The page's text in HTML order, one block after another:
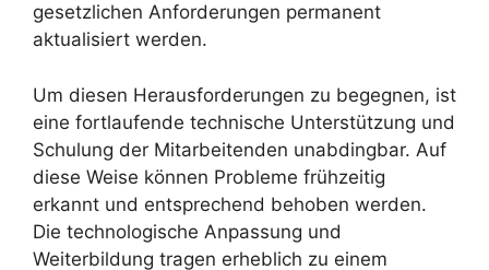
gesetzlichen Anforderungen permanent
aktualisiert werden.
Um diesen Herausforderungen zu begegnen, ist
eine fortlaufende technische Unterstützung und
Schulung der Mitarbeitenden unabdingbar. Auf
diese Weise können Probleme frühzeitig
erkannt und entsprechend behoben werden.
Die technologische Anpassung und
Weiterbildung tragen erheblich zu einem